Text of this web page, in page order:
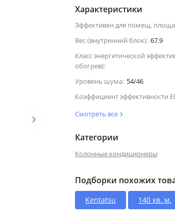
›
Характеристики
Эффективен для помещ.
Вес (внутренний блок): 67.9
Класс энергетической
обогрев):
Уровень шума: 54/46
Коэффициент эффективности
Смотреть все
Категории
Колонные кондиционеры
Подборки похожих
Kentatsu 140 кв. м.